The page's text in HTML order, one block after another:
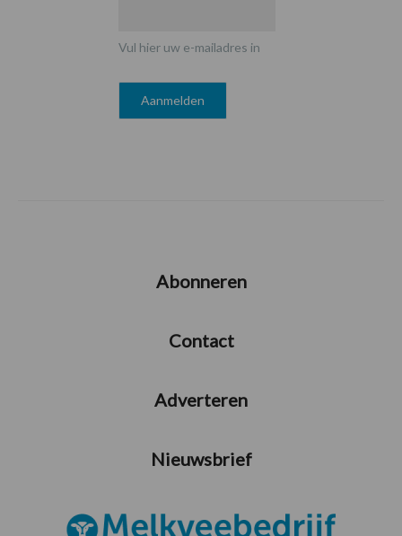
Vul hier uw e-mailadres in
Abonneren
Contact
Adverteren
Nieuwsbrief